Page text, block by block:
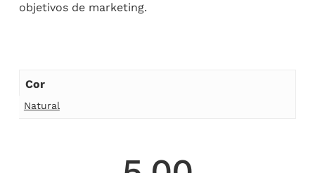
objetivos de marketing.
Cor
Natural